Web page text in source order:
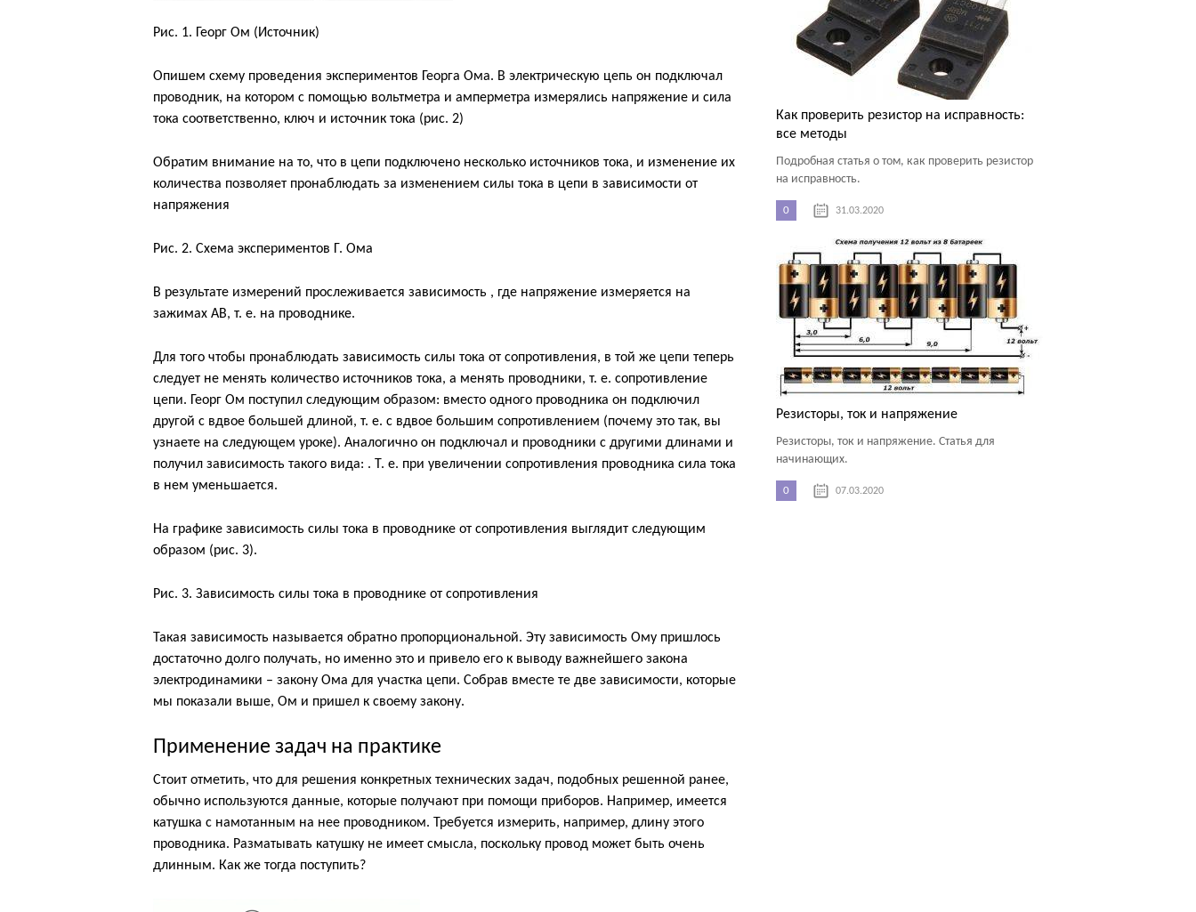
Рис. 1. Георг Ом (Источник)
Опишем схему проведения экспериментов Георга Ома. В электрическую цепь он подключал
проводник, на котором с помощью вольтметра и амперметра измерялись напряжение и сила
тока соответственно, ключ и источник тока (рис. 2)
Обратим внимание на то, что в цепи подключено несколько источников тока, и изменение их
количества позволяет пронаблюдать за изменением силы тока в цепи в зависимости от
напряжения
Рис. 2. Схема экспериментов Г. Ома
В результате измерений прослеживается зависимость , где напряжение измеряется на
зажимах AB, т. е. на проводнике.
Для того чтобы пронаблюдать зависимость силы тока от сопротивления, в той же цепи теперь
следует не менять количество источников тока, а менять проводники, т. е. сопротивление
цепи. Георг Ом поступил следующим образом: вместо одного проводника он подключил
другой с вдвое большей длиной, т. е. с вдвое большим сопротивлением (почему это так, вы
узнаете на следующем уроке). Аналогично он подключал и проводники с другими длинами и
получил зависимость такого вида: . Т. е. при увеличении сопротивления проводника сила тока
в нем уменьшается.
На графике зависимость силы тока в проводнике от сопротивления выглядит следующим
образом (рис. 3).
Рис. 3. Зависимость силы тока в проводнике от сопротивления
Такая зависимость называется обратно пропорциональной. Эту зависимость Ому пришлось
достаточно долго получать, но именно это и привело его к выводу важнейшего закона
электродинамики – закону Ома для участка цепи. Собрав вместе те две зависимости, которые
мы показали выше, Ом и пришел к своему закону.
Применение задач на практике
Стоит отметить, что для решения конкретных технических задач, подобных решенной ранее,
обычно используются данные, которые получают при помощи приборов. Например, имеется
катушка с намотанным на нее проводником. Требуется измерить, например, длину этого
проводника. Разматывать катушку не имеет смысла, поскольку провод может быть очень
длинным. Как же тогда поступить?
Как проверить резистор на исправность:
все методы
Подробная статья о том, как проверить резистор
на исправность.
0 31.03.2020
Резисторы, ток и напряжение
Резисторы, ток и напряжение. Статья для
начинающих.
0 07.03.2020